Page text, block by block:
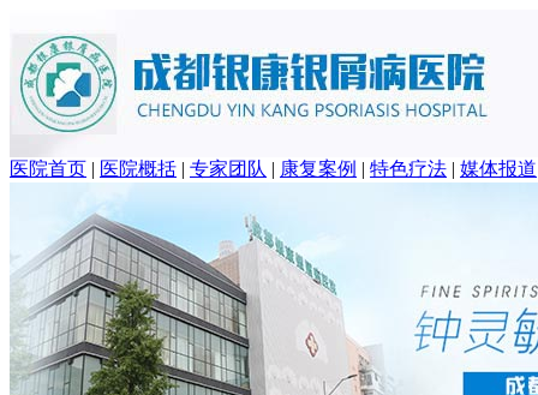
医院首页 | 医院概括 | 专家团队 | 康复案例 | 特色疗法 | 媒体报道